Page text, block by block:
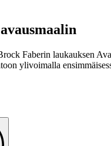
Faberin laukauksen
ylivoimalla